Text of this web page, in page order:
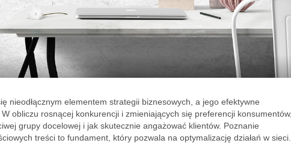
nieodłącznym elementem strategii biznesowych, a jego efektywne
obliczu rosnącej konkurencji i zmieniających się preferencji konsumentów,
grupy docelowej i jak skutecznie angażować klientów. Poznanie
treści to fundament, który pozwala na optymalizację działań w sieci.